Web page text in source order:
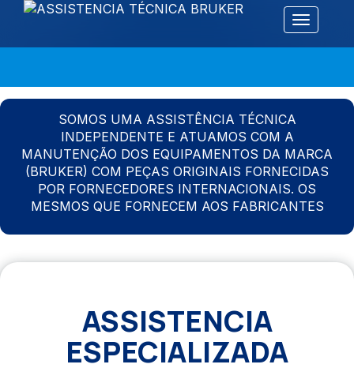
Alternar
SOMOS UMA ASSISTÊNCIA TÉCNICA
INDEPENDENTE E ATUAMOS COM A
MANUTENÇÃO DOS EQUIPAMENTOS DA MARCA
(BRUKER) COM PEÇAS ORIGINAIS FORNECIDAS
POR FORNECEDORES INTERNACIONAIS. OS
MESMOS QUE FORNECEM AOS FABRICANTES
ASSISTENCIA
ESPECIALIZADA